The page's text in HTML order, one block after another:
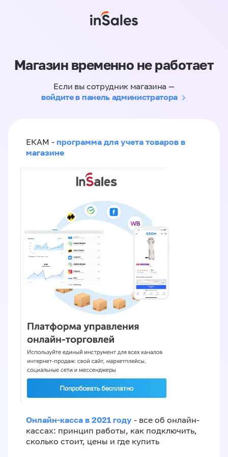
Магазин временно не работает
Если вы сотрудник магазина —
войдите в панель администратора
ЕКАМ - программа для учета товаров в
магазине
Онлайн-касса в 2021 году - все об онлайн-
кассах: принцип работы, как подключить,
сколько стоит, цены и где купить